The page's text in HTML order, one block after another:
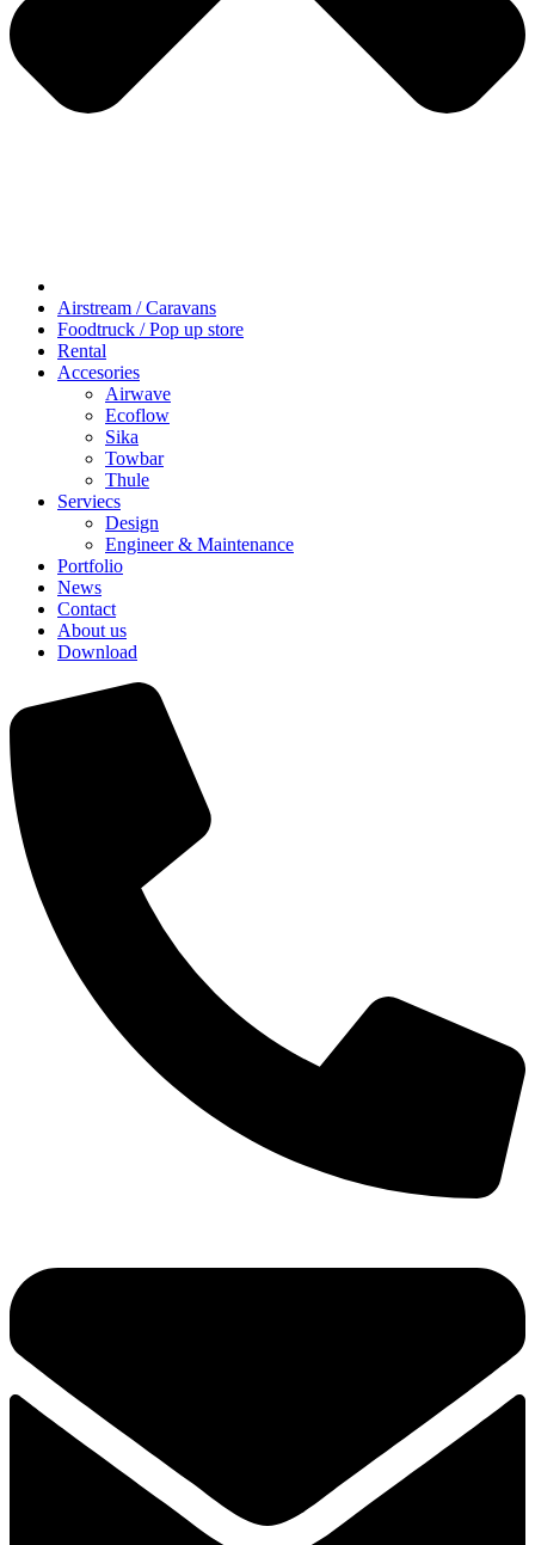
Airstream / Caravans
Foodtruck / Pop up store
Rental
Accesories
Airwave
Ecoflow
Sika
Towbar
Thule
Serviecs
Design
Engineer & Maintenance
Portfolio
News
Contact
About us
Download